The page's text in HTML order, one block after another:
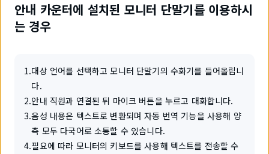
안내 카운터에 설치된 모니터 단말기를 이용하시
는 경우
1.대상 언어를 선택하고 모니터 단말기의 수화기를 들어올립니
다.
2.안내 직원과 연결된 뒤 마이크 버튼을 누르고 대화합니다.
3.음성 내용은 텍스트로 변환되며 자동 번역 기능을 사용해 양
측 모두 다국어로 소통할 수 있습니다.
4.필요에 따라 모니터의 키보드를 사용해 텍스트를 전송할 수